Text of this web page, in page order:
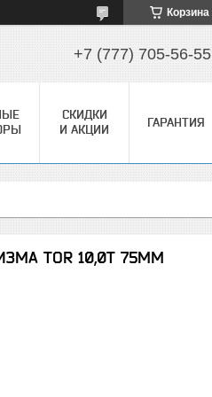
Корзина
+7 (777) 705-56-55
СКИДКИ
И АКЦИИ
ГАРАНТИЯ
TOR 10,0Т 75ММ